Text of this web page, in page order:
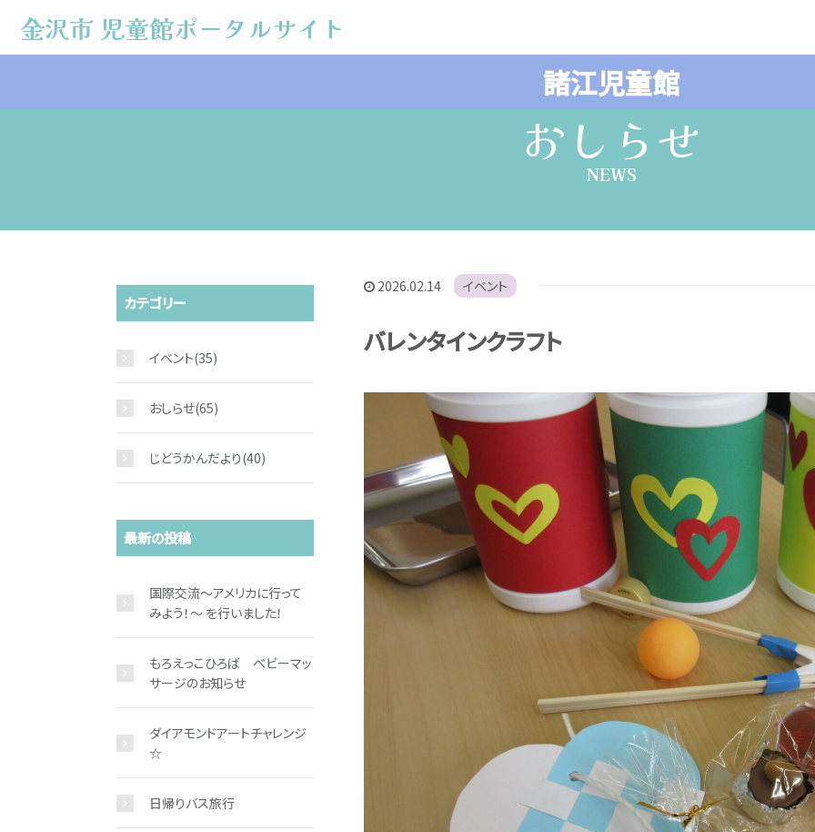
金沢市 児童館ポータルサイト
金沢市 児童館ポータルサイト
おしらせ
NEWS
2026.02.14 イベント
バレンタインクラフト
カテゴリー
イベント(35)
おしらせ(65)
じどうかんだより(40)
最新の投稿
国際交流～アメリカに行って
みよう！～ を行いました！
もろえっこひろば ベビーマッ
サージのお知らせ
ダイアモンドアートチャレンジ
☆
日帰りバス旅行
諸江児童館